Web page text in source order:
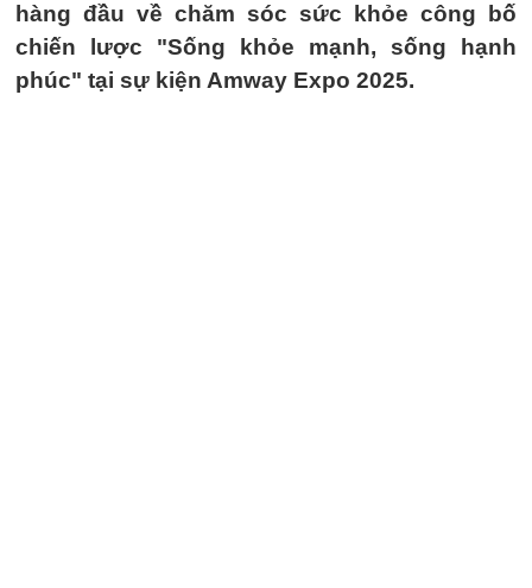
hàng đầu về chăm sóc sức khỏe công bố
chiến lược "Sống khỏe mạnh, sống hạnh
phúc" tại sự kiện Amway Expo 2025.